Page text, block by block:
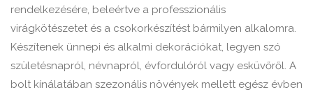
rendelkezésére, beleértve a professzionális
virágkötészetet és a csokorkészítést bármilyen alkalomra.
Készítenek ünnepi és alkalmi dekorációkat, legyen szó
születésnapról, névnapról, évfordulóról vagy esküvőről. A
bolt kínálatában szezonális növények mellett egész évben